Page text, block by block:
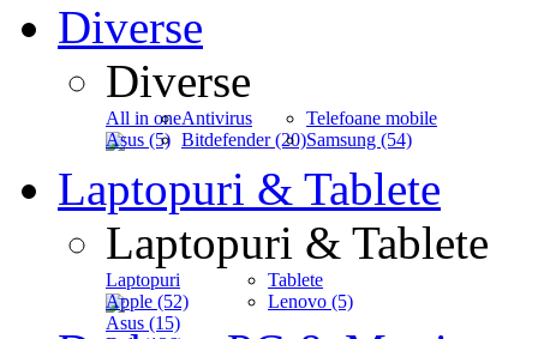
Diverse
Diverse
All in one
Asus (5)
Antivirus
Bitdefender (20)
Telefoane mobile
Samsung (54)
Laptopuri & Tablete
Laptopuri & Tablete
Laptopuri
Apple (52)
Asus (15)
Tablete
Lenovo (5)